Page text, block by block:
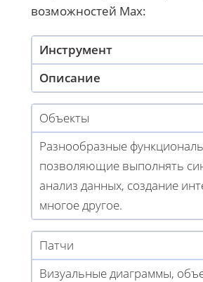
возможностей Max:
Инструмент
Описание
Объекты
Разнообразные
позволяющие выполнять
анализ данных, создание
многое другое.
Патчи
Визуальные диаграммы,